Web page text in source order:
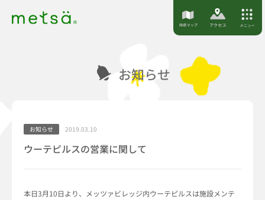
お知らせ
お知らせ 2019.03.10
ウーテピルスの営業に関して
本日3月10日より、メッツァビレッジ内ウーテピルスは施設メンテ